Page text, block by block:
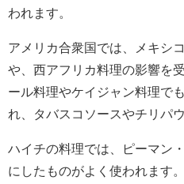
われます。
アメリカ合衆国では、メキシ
や、西アフリカ料理の影響を
ール料理やケイジャン料理で
れ、タバスコソースやチリパ
ハイチの料理では、ピーマン
にしたものがよく使われます。